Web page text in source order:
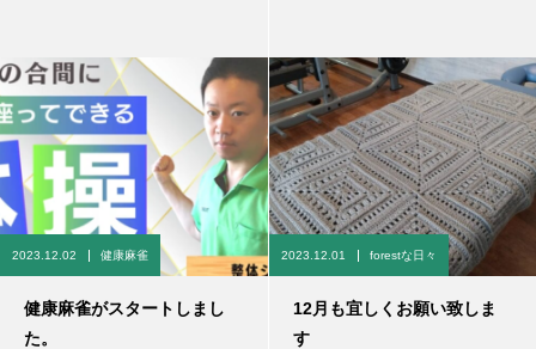
2023.12.02 健康麻雀
健康麻雀がスタートしまし
た。
2023.12.01 forestな日々
12月も宜しくお願い致しま
す